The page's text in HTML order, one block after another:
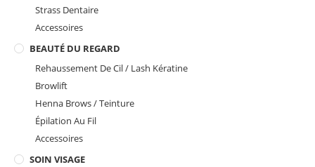
Strass Dentaire
Accessoires
BEAUTÉ DU REGARD
Rehaussement De Cil / Lash Kératine
Browlift
Henna Brows / Teinture
Épilation Au Fil
Accessoires
SOIN VISAGE